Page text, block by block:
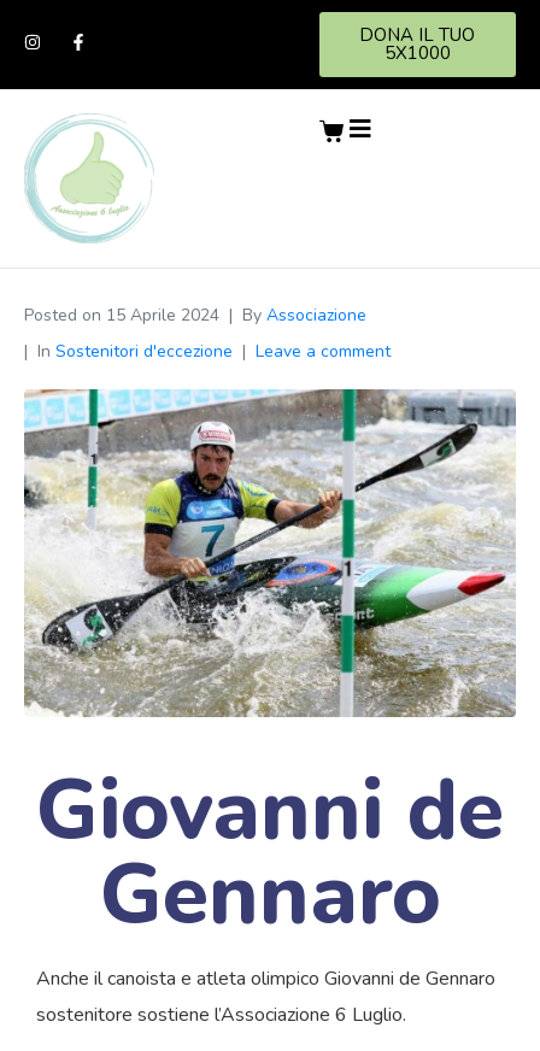
DONA IL TUO
5X1000
Posted on 15 Aprile 2024 By Associazione
In Sostenitori d'eccezione Leave a comment
Giovanni de
Gennaro
Anche il canoista e atleta olimpico Giovanni de Gennaro
sostenitore sostiene l’Associazione 6 Luglio.